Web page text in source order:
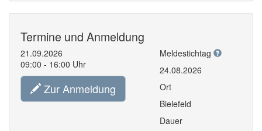
Termine und Anmeldung
21.09.2026
09:00 - 16:00 Uhr
Zur Anmeldung
Meldestichtag
24.08.2026
Ort
Bielefeld
Dauer